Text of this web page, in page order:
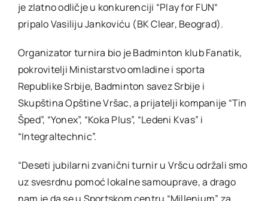
je zlatno odličje u konkurenciji “Play for FUN“
pripalo Vasiliju Jankoviću (BK Clear, Beograd).
Organizator turnira bio je Badminton klub Fanatik,
pokrovitelji Ministarstvo omladine i sporta
Republike Srbije, Badminton savez Srbije i
Skupština Opštine Vršac, a prijatelji kompanije “Tin
Šped”, “Yonex”, “Koka Plus”, “Ledeni Kvas” i
“Integraltechnic”.
“Deseti jubilarni zvanični turnir u Vršcu održali smo
uz svesrdnu pomoć lokalne samouprave, a drago